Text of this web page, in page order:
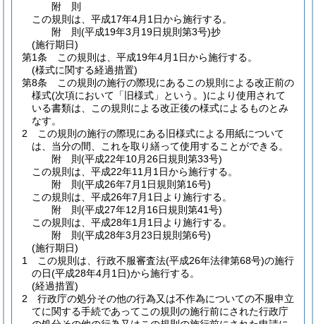
附 則
この規則は、平成17年4月1日から施行する。
附 則(平成19年3月19日規則第3号)抄
(施行期日)
第1条
この規則は、平成19年4月1日から施行する。
(様式に関する経過措置)
第8条
この規則の施行の際現にあるこの規則による改正前の
様式(次項において「旧様式」という。)により使用されて
いる書類は、この規則による改正後の様式によるものとみ
なす。
2
この規則の施行の際現にある旧様式による用紙について
は、当分の間、これを取り繕って使用することができる。
附 則(平成22年10月26日規則第33号)
この規則は、平成22年11月1日から施行する。
附 則(平成26年7月1日規則第16号)
この規則は、平成26年7月1日より施行する。
附 則(平成27年12月16日規則第41号)
この規則は、平成28年1月1日より施行する。
附 則(平成28年3月23日規則第6号)
(施行期日)
1
この規則は、行政不服審査法(平成26年法律第68号)の施行
の日(平成28年4月1日)から施行する。
(経過措置)
2
行政庁の処分その他の行為又は不作為についての不服申立
てに関する手続であってこの規則の施行前にされた行政庁